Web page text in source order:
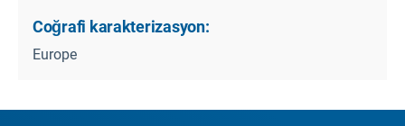
Coğrafi karakterizasyon:
Europe